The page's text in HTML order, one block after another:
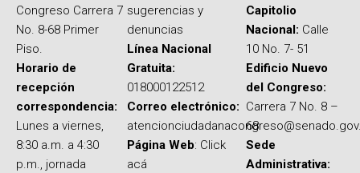
Congreso Carrera 7
No. 8-68 Primer
Piso.
Horario de
recepción
correspondencia:
Lunes a viernes,
8:30 a.m. a 4:30
p.m., jornada
sugerencias y
denuncias
Línea Nacional
Gratuita:
018000122512
Correo electrónico:
Página Web: Click
acá
Capitolio
Nacional: Calle
10 No. 7- 51
Edificio Nuevo
del Congreso:
Carrera 7 No. 8 –
68
Sede
Administrativa: